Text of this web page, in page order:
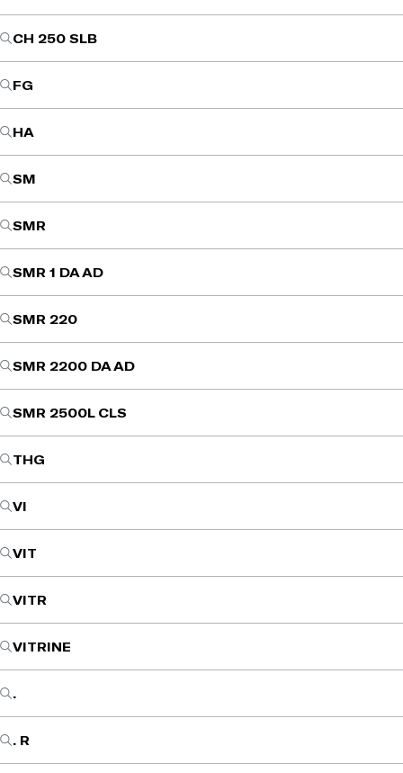
CH 250 SLB
FG
HA
SM
SMR
SMR 1 DA AD
SMR 220
SMR 2200 DA AD
SMR 2500L CLS
THG
VI
VIT
VITR
VITRINE
.
. R